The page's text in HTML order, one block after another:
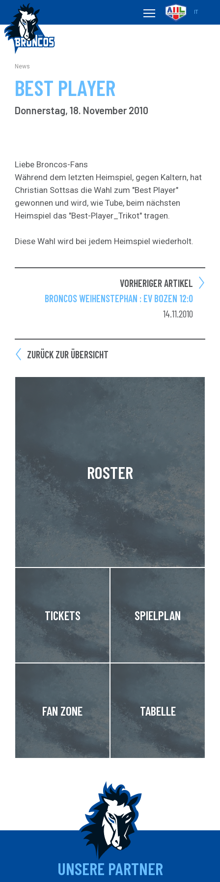
IT
News
BEST PLAYER
Donnerstag, 18. November 2010
Liebe Broncos-Fans
Während dem letzten Heimspiel, gegen Kaltern, hat
Christian Sottsas die Wahl zum "Best Player"
gewonnen und wird, wie Tube, beim nächsten
Heimspiel das "Best-Player_Trikot" tragen.
Diese Wahl wird bei jedem Heimspiel wiederholt.
VORHERIGER ARTIKEL
BRONCOS WEIHENSTEPHAN : EV BOZEN 12:0
14.11.2010
ZURÜCK ZUR ÜBERSICHT
ROSTER
TICKETS SPIELPLAN
FAN ZONE TABELLE
UNSERE PARTNER